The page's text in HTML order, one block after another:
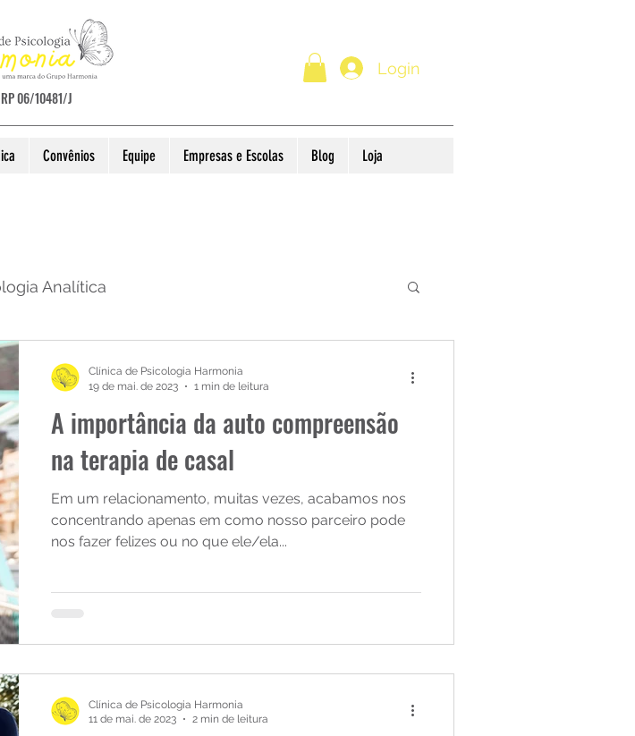
Login
06/10481/J
Convênios Equipe Empresas e Escolas Blog Loja
Analítica
A importância da auto compreensão
na terapia de casal
Em um relacionamento, muitas vezes, acabamos nos
concentrando apenas em como nosso parceiro pode
nos fazer felizes ou no que ele/ela...
Clínica de Psicologia Harmonia
19 de mai. de 2023
1 min de leitura
Clínica de Psicologia Harmonia
11 de mai. de 2023
2 min de leitura